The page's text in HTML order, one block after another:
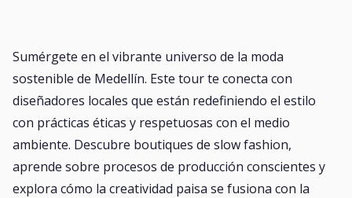
Sumérgete en el vibrante universo de la moda
sostenible de Medellín. Este tour te conecta con
diseñadores locales que están redefiniendo el estilo
con prácticas éticas y respetuosas con el medio
ambiente. Descubre boutiques de slow fashion,
aprende sobre procesos de producción conscientes y
explora cómo la creatividad paisa se fusiona con la